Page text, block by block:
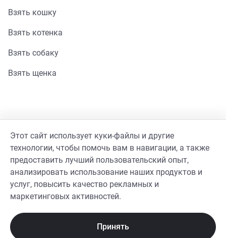
Взять кошку
Взять котенка
Взять собаку
Взять щенка
Стать волонтером
Гайд волонтера
Реквизиты фонда
Этот сайт использует куки-файлы и другие
технологии, чтобы помочь вам в навигации, а также
предоставить лучший пользовательский опыт,
анализировать использование наших продуктов и
услуг, повысить качество рекламных и
маркетинговых активностей.
Принять